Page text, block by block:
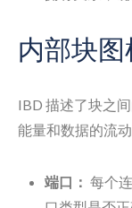
内部块图
IBD 描述了块之
能量和数据的流动
端口： 每个